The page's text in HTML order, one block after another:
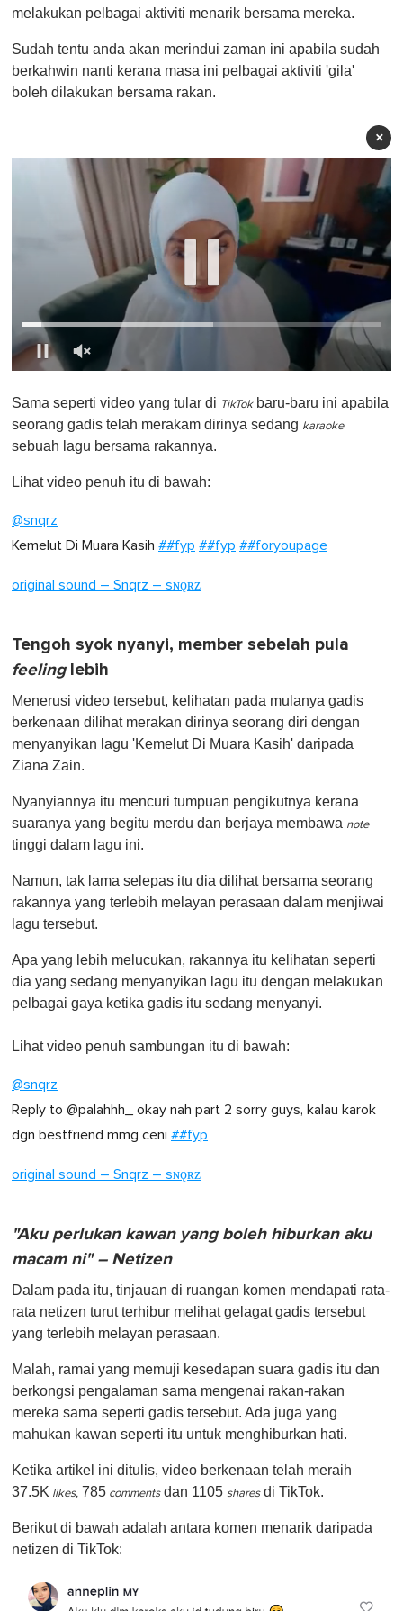
melakukan pelbagai aktiviti menarik bersama mereka.
Sudah tentu anda akan merindui zaman ini apabila sudah
berkahwin nanti kerana masa ini pelbagai aktiviti 'gila'
boleh dilakukan bersama rakan.
×
f
1
i
u
,
Sama seperti video yang tular di TikTokbaru-baru ini apabila
seorang gadis telah merakam dirinya sedang karaoke
sebuah lagu bersama rakannya.
Lihat video penuh itu di bawah:
@snqrz
Kemelut Di Muara Kasih ##fyp ##fyp ##foryoupage
original sound – Snqrz – sɴǫʀᴢ
Tengoh syok nyanyi, member sebelah pula
feelinglebih
Menerusi video tersebut, kelihatan pada mulanya gadis
berkenaan dilihat merakan dirinya seorang diri dengan
menyanyikan lagu 'Kemelut Di Muara Kasih' daripada
Ziana Zain.
Nyanyiannya itu mencuri tumpuan pengikutnya kerana
suaranya yang begitu merdu dan berjaya membawa note
tinggi dalam lagu ini.
Namun, tak lama selepas itu dia dilihat bersama seorang
rakannya yang terlebih melayan perasaan dalam menjiwai
lagu tersebut.
Apa yang lebih melucukan, rakannya itu kelihatan seperti
dia yang sedang menyanyikan lagu itu dengan melakukan
pelbagai gaya ketika gadis itu sedang menyanyi.
Lihat video penuh sambungan itu di bawah:
@snqrz
Reply to @palahhh_ okay nah part 2 sorry guys, kalau karok
dgn bestfriend mmg ceni ##fyp
original sound – Snqrz – sɴǫʀᴢ
"Aku perlukan kawan yang boleh hiburkan aku
macam ni" – Netizen
Dalam pada itu, tinjauan di ruangan komen mendapati rata-
rata netizen turut terhibur melihat gelagat gadis tersebut
yang terlebih melayan perasaan.
Malah, ramai yang memuji kesedapan suara gadis itu dan
berkongsi pengalaman sama mengenai rakan-rakan
mereka sama seperti gadis tersebut. Ada juga yang
mahukan kawan seperti itu untuk menghiburkan hati.
Ketika artikel ini ditulis, video berkenaan telah meraih
37.5K likes, 785 commentsdan 1105 sharesdi TikTok.
Berikut di bawah adalah antara komen menarik daripada
netizen di TikTok: